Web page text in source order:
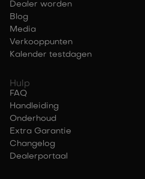
Dealer worden
Blog
Media
Verkooppunten
Kalender testdagen
Hulp
FAQ
Handleiding
Onderhoud
Extra Garantie
Changelog
Dealerportaal